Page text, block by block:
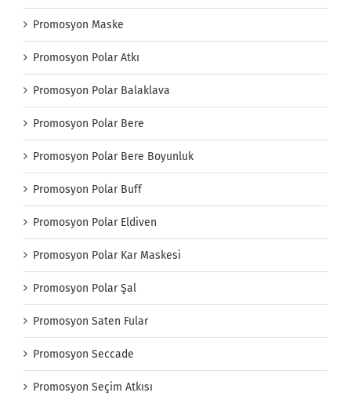
Promosyon Maske
Promosyon Polar Atkı
Promosyon Polar Balaklava
Promosyon Polar Bere
Promosyon Polar Bere Boyunluk
Promosyon Polar Buff
Promosyon Polar Eldiven
Promosyon Polar Kar Maskesi
Promosyon Polar Şal
Promosyon Saten Fular
Promosyon Seccade
Promosyon Seçim Atkısı